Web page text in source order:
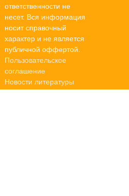
ответственности не
несет. Вся информация
носит справочный
характер и не является
публичной оффертой.
Пользовательское
соглашение
Новости литературы